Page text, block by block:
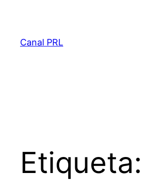
contenido
Canal PRL
Etiqueta: